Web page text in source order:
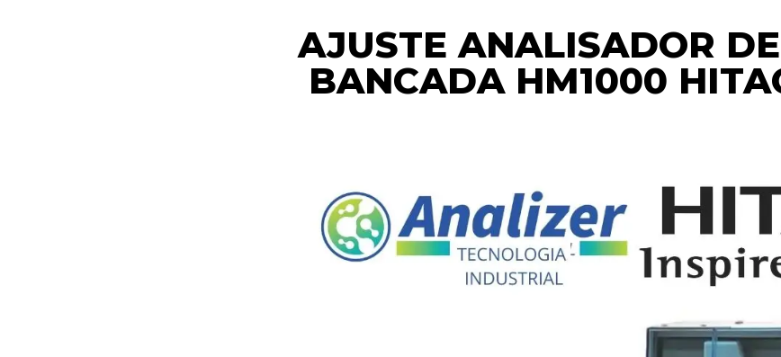
AJUSTE ANALISADOR
BANCADA HM1000